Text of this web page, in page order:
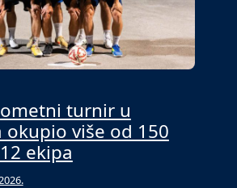
turnir u
okupio više od 150
ekipa